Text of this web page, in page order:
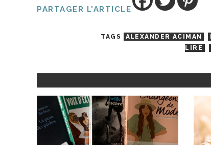
PARTAGER L'ARTICLE
TAGS ALEXANDER ACIMAN
LIRE